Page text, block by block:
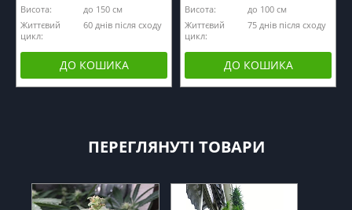
Висота:
до 150 см
Життєвий
цикл:
60 днів після сходу
ДО КОШИКА
Висота:
до 100 см
Життєвий
цикл:
75 днів після сходу
ДО КОШИКА
ПЕРЕГЛЯНУТІ ТОВАРИ